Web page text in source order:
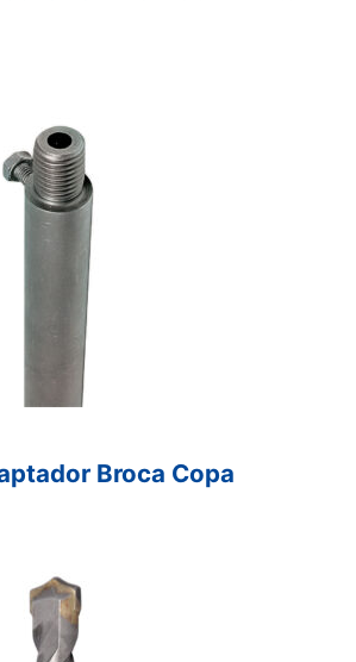
Broca Copa